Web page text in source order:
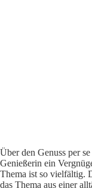
Über den Genuss per
Genießerin ein
Thema ist so vielfältig.
das Thema aus einer